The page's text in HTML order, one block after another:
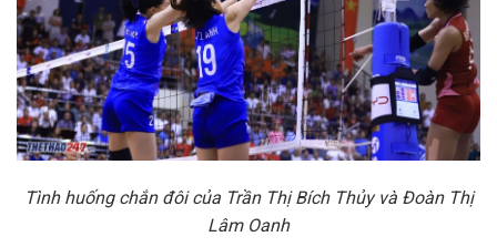
Tình huống chắn đôi của Trần Thị Bích Thủy và Đoàn Thị
Lâm Oanh